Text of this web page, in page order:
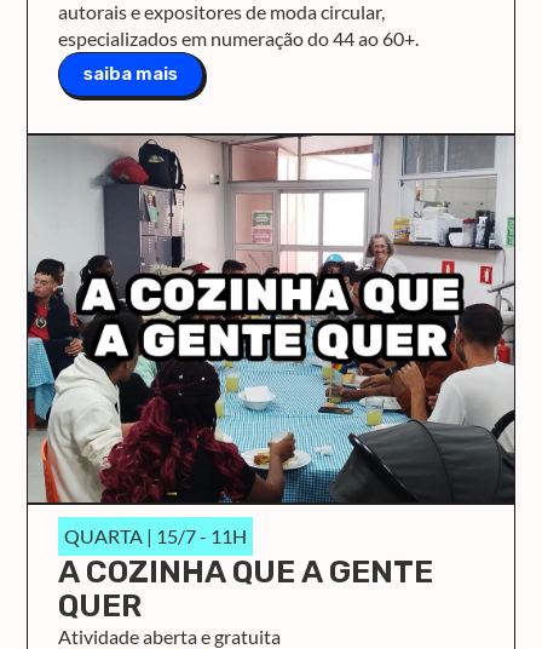
autorais e expositores de moda circular,
especializados em numeração do 44 ao 60+.
saiba mais
QUARTA | 15/7 - 11H
A COZINHA QUE A GENTE
QUER
Atividade aberta e gratuita